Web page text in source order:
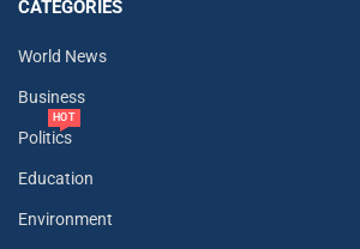
CATEGORIES
World News
Business
Politics
HOT
Education
Environment